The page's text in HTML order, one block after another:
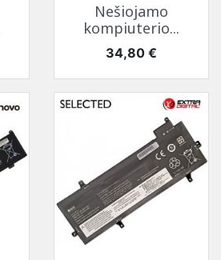
Nešiojamo
kompiuterio...
Kaina
34,80 €